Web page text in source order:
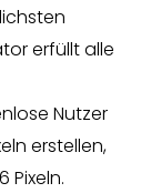
erfüllt alle
Nutzer
erstellen,
Pixeln.